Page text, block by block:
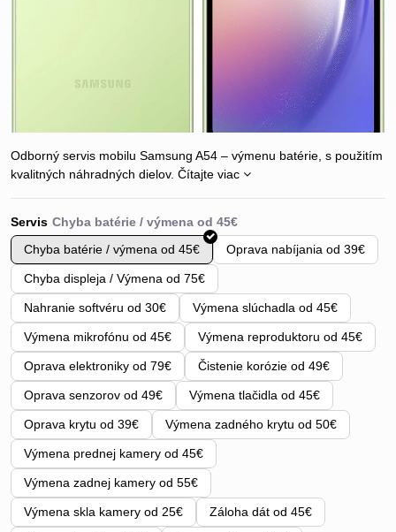
Odborný servis mobilu Samsung A54 – výmenu batérie, s použitím
kvalitných náhradných dielov. Čítajte viac
Servis
Chyba batérie / výmena od 45€
Oprava nabíjania od 39€
Chyba displeja / Výmena od 75€
Nahranie softvéru od 30€ Výmena slúchadla od 45€
Výmena mikrofónu od 45€ Výmena reproduktoru od 45€
Oprava elektroniky od 79€ Čistenie korózie od 49€
Oprava senzorov od 49€ Výmena tlačidla od 45€
Oprava krytu od 39€ Výmena zadného krytu od 50€
Výmena prednej kamery od 45€
Výmena zadnej kamery od 55€
Výmena skla kamery od 25€ Záloha dát od 45€